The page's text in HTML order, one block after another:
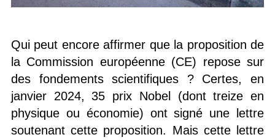
Qui peut encore affirmer que la proposition de
la Commission européenne (CE) repose sur
des fondements scientifiques ? Certes, en
janvier 2024, 35 prix Nobel (dont treize en
physique ou économie) ont signé une lettre
soutenant cette proposition. Mais cette lettre